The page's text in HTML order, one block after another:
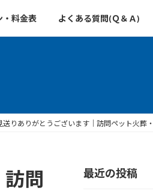
・料金表 よくある質問(Ｑ＆Ａ)
送りありがとうございます｜訪問ペット火葬
問
最近の投稿